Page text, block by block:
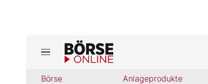
Börse Anlageprodukte
Jetzt aktuelle Ausgabe BÖRSE ONLINE